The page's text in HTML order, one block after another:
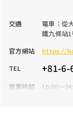
交通
電車：從
鐵九條站
官方網站
https://
TEL
+81-6-
營業時間
16:00～